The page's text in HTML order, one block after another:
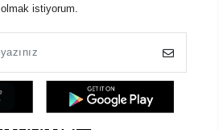
olmak istiyorum.